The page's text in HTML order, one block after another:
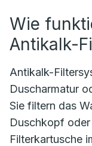
Wie
Antikalk-
Antikalk-
Duscharmatur
Sie filtern das
Duschkopf
Filterkartusche